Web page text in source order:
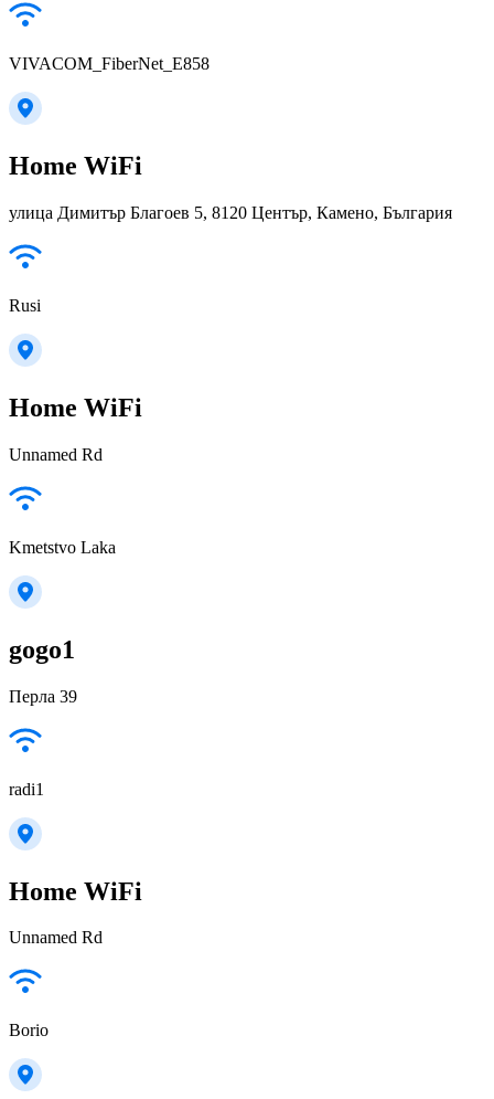
VIVACOM_FiberNet_E858
Home WiFi
улица Димитър Благоев 5, 8120 Център, Камено, България
Rusi
Home WiFi
Unnamed Rd
Kmetstvo Laka
gogo1
Перла 39
radi1
Home WiFi
Unnamed Rd
Borio